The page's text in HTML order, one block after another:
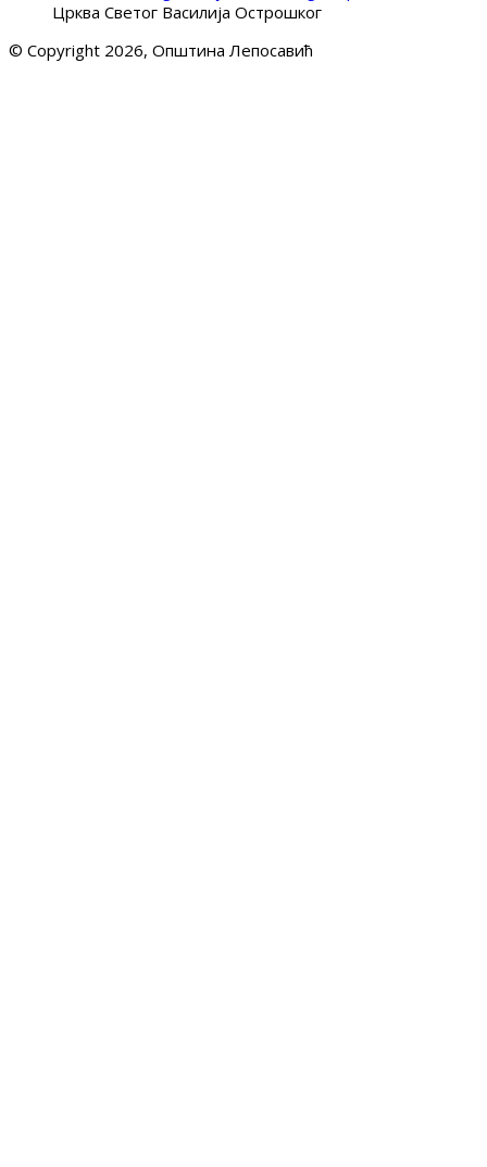
Црква Светог Василија Острошког
© Copyright 2026, Општина Лепосавић